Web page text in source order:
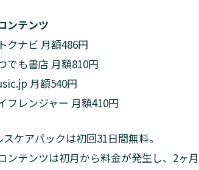
ンテンツ
クナビ 月額486円
でも書店 月額810円
月額540円
フレンジャー 月額410円
ケアパックは初回31日間無料。
ンテンツは初月から料金が発生し、2ヶ